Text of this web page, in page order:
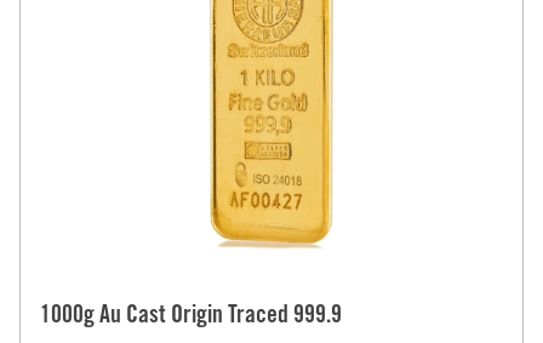
1000g Au Cast Origin Traced 999.9